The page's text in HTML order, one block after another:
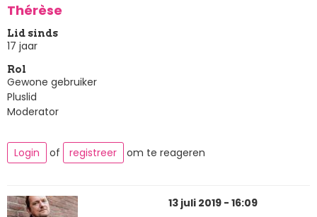
Thérèse
Lid sinds
17 jaar
Rol
Gewone gebruiker
Pluslid
Moderator
Login of registreer om te reageren
13 juli 2019 - 16:09